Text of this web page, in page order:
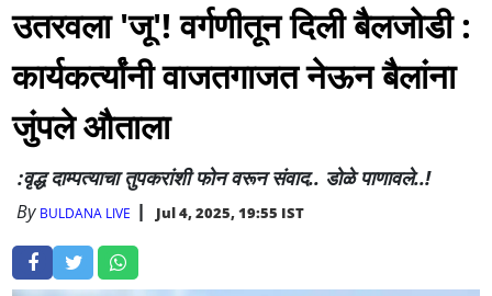
उतरवला 'जू'! वर्गणीतून दिली बैलजोडी :
कार्यकर्त्यांनी वाजतगाजत नेऊन बैलांना
जुंपले औताला
:वृद्ध दाम्पत्याचा तुपकरांशी फोन वरून संवाद.. डोळे पाणावले..!
By BULDANA LIVE Jul 4, 2025, 19:55 IST